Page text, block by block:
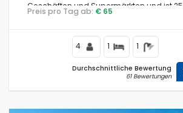
Geschäften und Supermärkten und ist
Fossa / Levante Strand entfernt.
Preis pro Tag ab: € 65
4 1 1
Durchschnittliche Bewertung
61 Bewertungen